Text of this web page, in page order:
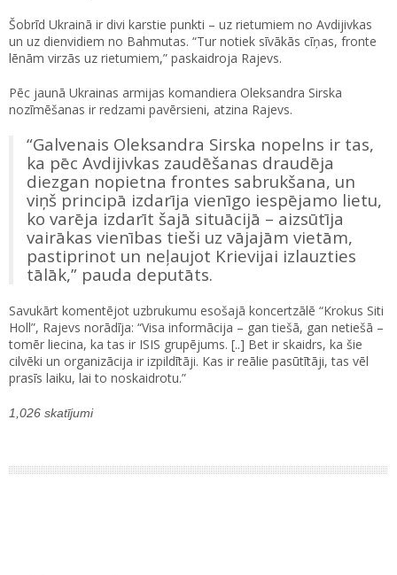
Šobrīd Ukrainā ir divi karstie punkti – uz rietumiem no Avdijivkas
un uz dienvidiem no Bahmutas. “Tur notiek sīvākās cīņas, fronte
lēnām virzās uz rietumiem,” paskaidroja Rajevs.
Pēc jaunā Ukrainas armijas komandiera Oleksandra Sirska
nozīmēšanas ir redzami pavērsieni, atzina Rajevs.
“Galvenais Oleksandra Sirska nopelns ir tas,
ka pēc Avdijivkas zaudēšanas draudēja
diezgan nopietna frontes sabrukšana, un
viņš principā izdarīja vienīgo iespējamo lietu,
ko varēja izdarīt šajā situācijā – aizsūtīja
vairākas vienības tieši uz vājajām vietām,
pastiprinot un neļaujot Krievijai izlauzties
tālāk,” pauda deputāts.
Savukārt komentējot uzbrukumu esošajā koncertzālē “Krokus Siti
Holl”, Rajevs norādīja: “Visa informācija – gan tiešā, gan netiešā –
tomēr liecina, ka tas ir ISIS grupējums. [..] Bet ir skaidrs, ka šie
cilvēki un organizācija ir izpildītāji. Kas ir reālie pasūtītāji, tas vēl
prasīs laiku, lai to noskaidrotu.”
1,026 skatījumi